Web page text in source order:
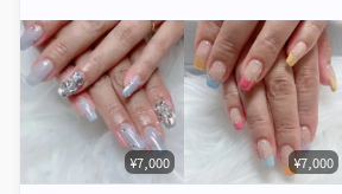
¥7,000 ¥7,000